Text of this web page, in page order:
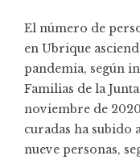
El número de
en Ubrique
pandemia, según
Familias de la
noviembre de
curadas ha subido
nueve personas,